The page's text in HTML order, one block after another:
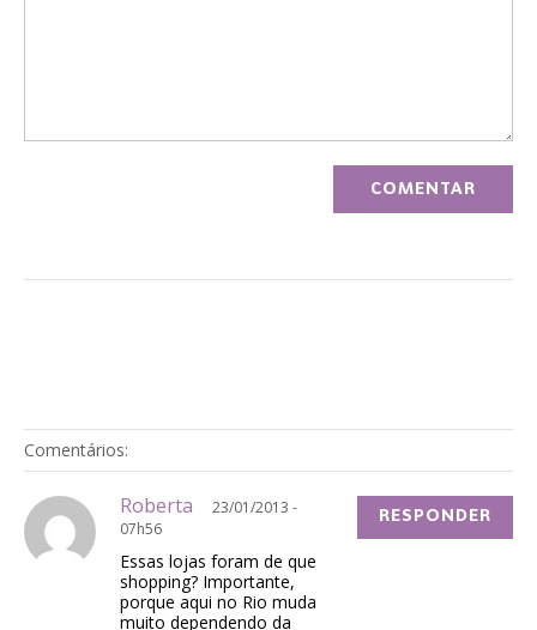
Comentários:
Roberta
23/01/2013 -
07h56
Essas lojas foram de que
shopping? Importante,
porque aqui no Rio muda
muito dependendo da
RESPONDER